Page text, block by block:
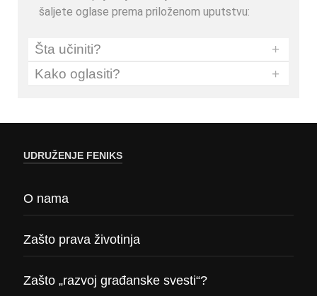
šaljete oglase prema priloženom uputstvu:
Šta učiniti?
+
Kako oglasiti?
+
UDRUŽENJE FENIKS
O nama
Zašto prava životinja
Zašto „razvoj građanske svesti“?